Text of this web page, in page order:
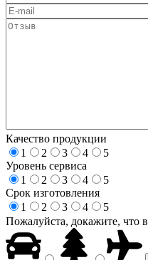
Качество продукции
1
2 3 4
5
Уровень сервиса
1
2 3 4
5
Срок изготовления
1
2 3 4
5
Пожалуйста, докажите, что